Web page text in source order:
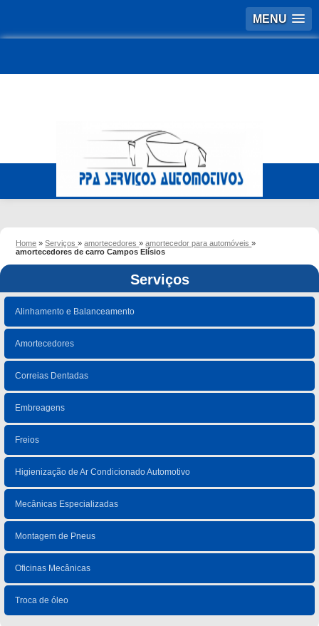
MENU
Home »Serviços»amortecedores»amortecedor para automóveis»
amortecedores de carro Campos Elísios
Serviços
Alinhamento e Balanceamento
Amortecedores
Correias Dentadas
Embreagens
Freios
Higienização de Ar Condicionado Automotivo
Mecânicas Especializadas
Montagem de Pneus
Oficinas Mecânicas
Troca de óleo